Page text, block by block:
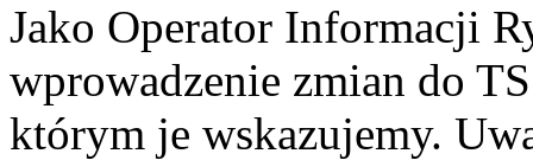
Jako Operator Informacji
wprowadzenie zmian do
którym je wskazujemy.